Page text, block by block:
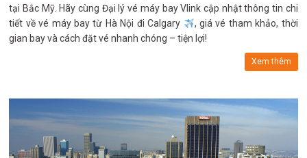
tại Bắc Mỹ. Hãy cùng Đại lý vé máy bay Vlink cập nhật thông tin chi
tiết về vé máy bay từ Hà Nội đi Calgary
, giá vé tham khảo, thời
gian bay và cách đặt vé nhanh chóng – tiện lợi!
Xem thêm